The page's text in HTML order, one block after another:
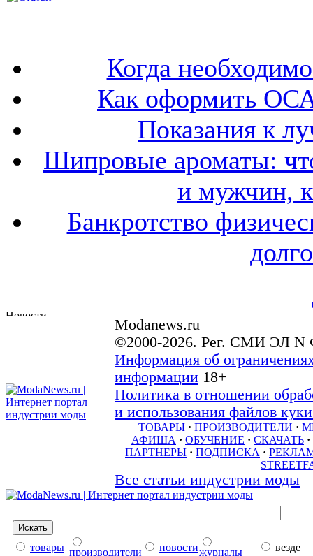
Когда
Как оформить
Показания к
Шипровые ароматы:
и мужчин,
Банкротство
Modanews.ru
©2000-2026. Рег. СМИ ЭЛ N
Информация об
информации 18+
Политика в отношении
и использования файлов
ТОВАРЫ · ПРОИЗВОДИТЕЛИ ·
АФИША · ОБУЧЕНИЕ · СКАЧАТЬ ·
ПАРТНЕРЫ · ПОДПИСКА ·
Все статьи индустрии моды
товары производители новостижурналы везде